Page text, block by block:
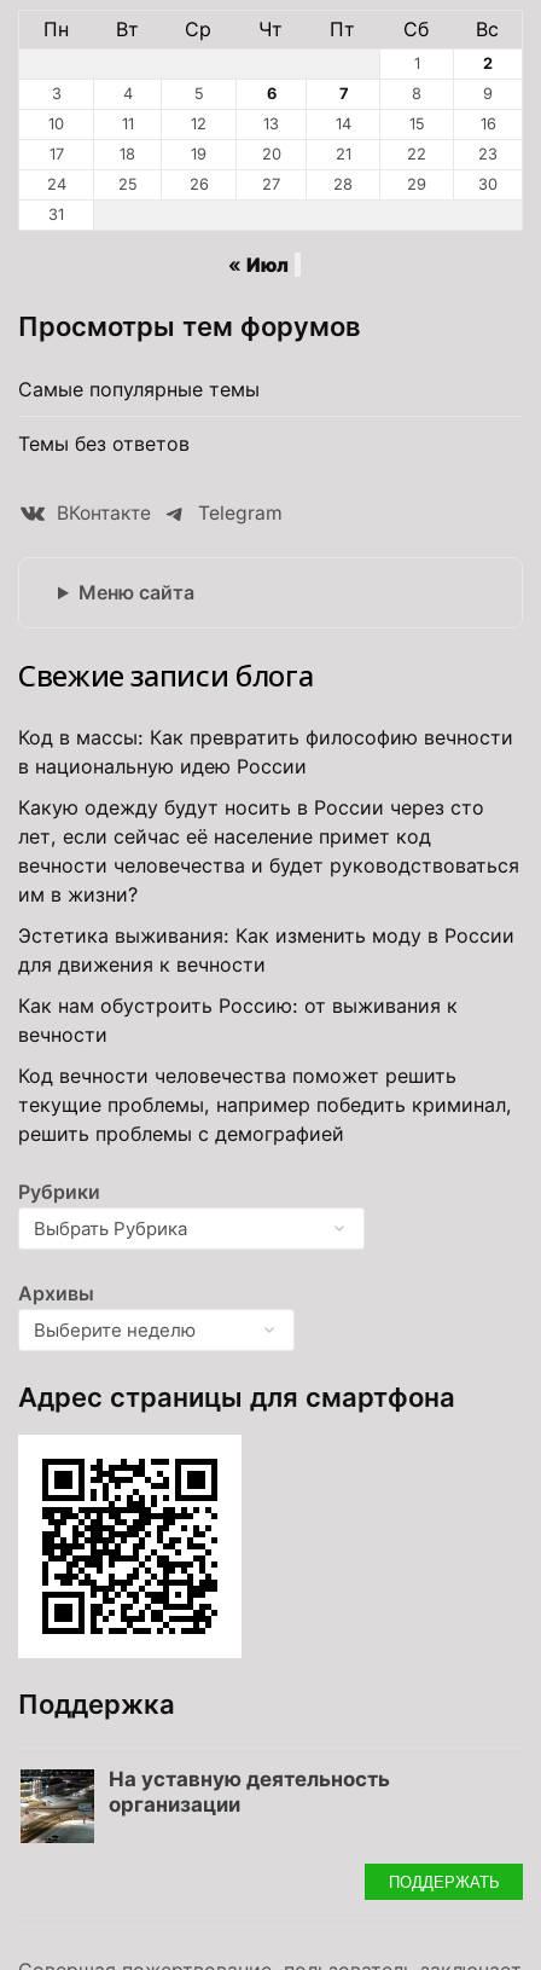
Пн
Вт Ср Чт Пт Сб Вс
1
2
3
4 5 6 7 8
9
10
11 12 13 14 15
16
17
18 19 20 21 22
23
24
25 26 27 28 29
30
31
« Июл
Просмотры тем форумов
Самые популярные темы
Темы без ответов
ВКонтакте Telegram
Меню сайта
Свежие записи блога
Код в массы: Как превратить философию вечности
в национальную идею России
Какую одежду будут носить в России через сто
лет, если сейчас её население примет код
вечности человечества и будет руководствоваться
им в жизни?
Эстетика выживания: Как изменить моду в России
для движения к вечности
Как нам обустроить Россию: от выживания к
вечности
Код вечности человечества поможет решить
текущие проблемы, например победить криминал,
решить проблемы с демографией
Рубрики
Архивы
Адрес страницы для смартфона
Поддержка
На уставную деятельность
организации
ПОДДЕРЖАТЬ